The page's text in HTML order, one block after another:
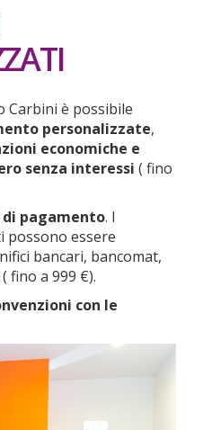
Carbini è possibile
personalizzate,
economiche e
senza interessi ( fino
pagamento. I
possono essere
bancari, bancomat,
fino a 999 €).
con le